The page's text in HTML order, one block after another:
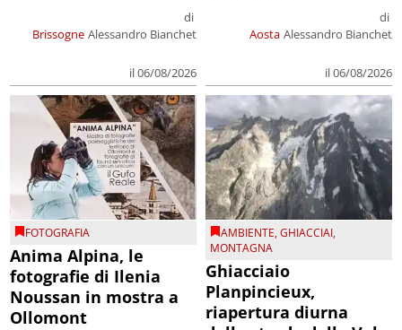
Brissogne
di
Alessandro Bianchet
il 06/08/2026
Aosta
di
Alessandro Bianchet
il 06/08/2026
FOTOGRAFIA
Anima Alpina, le
fotografie di Ilenia
Noussan in mostra a
Ollomont
AMBIENTE,GHIACCIAI,
MONTAGNA
Ghiacciaio
Planpincieux,
riapertura diurna